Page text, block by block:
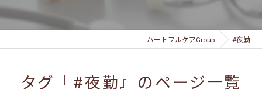
ハートフルケアGroup #夜勤
タグ『#夜勤』のページ一覧